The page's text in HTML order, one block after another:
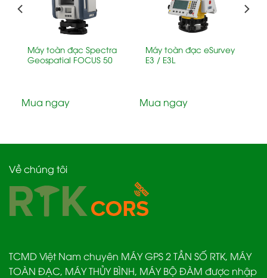
Máy toàn đạc Spectra
Geospatial FOCUS 50
Mua ngay
Máy toàn đạc eSurvey
E3 / E3L
Mua ngay
Về chúng tôi
TCMD Việt Nam chuyên MÁY GPS 2 TẦN SỐ RTK, MÁY
TOÀN ĐẠC, MÁY THỦY BÌNH, MÁY BỘ ĐÀM được nhập